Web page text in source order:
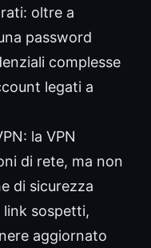
oltre a
password
complesse
legati a
la VPN
di rete, ma non
di sicurezza
sospetti,
aggiornato